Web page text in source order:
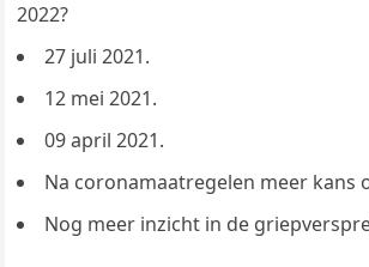
2022?
27 juli 2021.
12 mei 2021.
09 april 2021.
Na coronamaatregelen meer kans
Nog meer inzicht in de